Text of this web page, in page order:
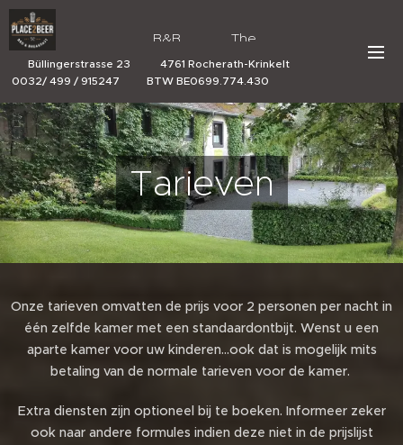
B&B The
Place 2 Beer
Büllingerstrasse 23 4761 Rocherath-Krinkelt
0032/ 499 / 915247 BTW BE0699.774.430
Tarieven
Onze tarieven omvatten de prijs voor 2 personen per nacht in
één zelfde kamer met een standaardontbijt. Wenst u een
aparte kamer voor uw kinderen...ook dat is mogelijk mits
betaling van de normale tarieven voor de kamer.
Extra diensten zijn optioneel bij te boeken. Informeer zeker
ook naar andere formules indien deze niet in de prijslijst